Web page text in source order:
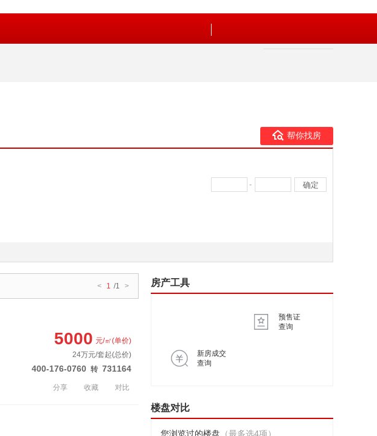
帮你找房
-
< 1 /1 >
400-176-0760 转 731164
5000 元/㎡(单价)
24万元/套起(总价)
分享 收藏 对比
房产工具
预售证
查询
新房成交
查询
楼盘对比
您浏览过的楼盘 （最多选4项）